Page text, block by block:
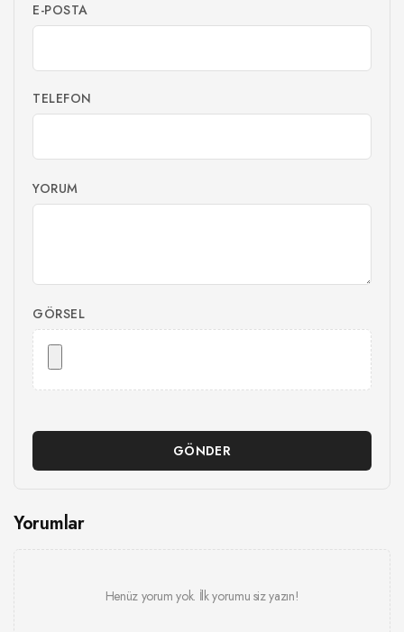
E-POSTA
TELEFON
YORUM
GÖRSEL
GÖNDER
Yorumlar
Henüz yorum yok. İlk yorumu siz yazın!